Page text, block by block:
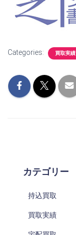
Categories: 買取実績
カテゴリー
持込買取
買取実績